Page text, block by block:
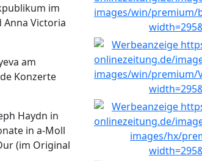
im
Victoria
am
Konzerte
Haydn in
in a-Moll
(im Original